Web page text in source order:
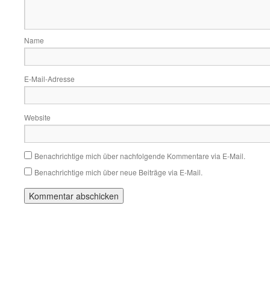
Name
E-Mail-Adresse
Website
Benachrichtige mich über nachfolgende Kommentare via E-Mail.
Benachrichtige mich über neue Beiträge via E-Mail.